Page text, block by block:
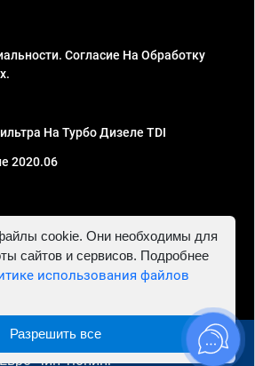
Согласие На Обработку
На Турбо Дизеле TDI
2020.06
Павлович. ИНН 781302555843,
тюнинг в Астрахани - Автосервис
Чип Тюнинг"
cookie. Они необходимы для
сайтов и сервисов. Подробнее
использования файлов
Разрешить все